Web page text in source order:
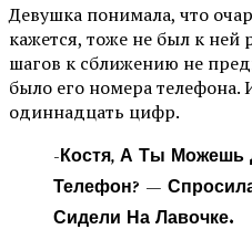
Девушка понимала, что
кажется, тоже не был к
шагов к сближению не
было его номера телефона.
одиннадцать цифр.
-Костя, А Ты Можешь
Телефон? —
Сидели На Лавочке.